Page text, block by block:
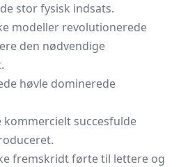
stor fysisk indsats.
modeller revolutionerede
den nødvendige
høvle dominerede
kommercielt succesfulde
fremskridt førte til lettere og